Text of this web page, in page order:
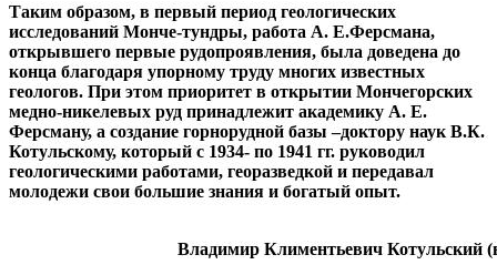
Таким образом, в первый период геологических
исследований Монче-тундры, работа А. Е.Ферсмана,
открывшего первые рудопроявления, была доведена до
конца благодаря упорному труду многих известных
геологов. При этом приоритет в открытии Мончегорских
медно-никелевых руд принадлежит академику А. Е.
Ферсману, а создание горнорудной базы –доктору наук В.К.
Котульскому, который с 1934- по 1941 гг. руководил
геологическими работами, георазведкой и передавал
молодежи свои большие знания и богатый опыт.
Владимир Климентьевич Котульский (в